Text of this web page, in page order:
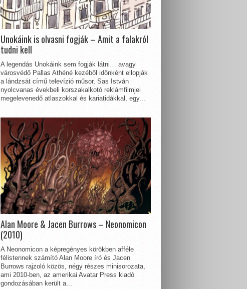
Unokáink is olvasni fogják – Amit a falakról
tudni kell
A legendás Unokáink sem fogják látni… avagy
városvédő Pallas Athéné kezéből időnként ellopják
a lándzsát című televízió műsor, Sas István
nyolcvanas évekbeli korszakalkotó reklámfilmjei
megelevenedő atlaszokkal és kariatidákkal, egy...
Alan Moore & Jacen Burrows – Neonomicon
(2010)
A Neonomicon a képregényes körökben afféle
félistennek számító Alan Moore író és Jacen
Burrows rajzoló közös, négy részes minisorozata,
ami 2010-ben, az amerikai Avatar Press kiadó
gondozásában került a...